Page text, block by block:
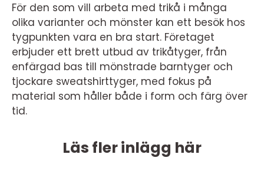
För den som vill arbeta med trikå i många
olika varianter och mönster kan ett besök hos
tygpunkten vara en bra start. Företaget
erbjuder ett brett utbud av trikåtyger, från
enfärgad bas till mönstrade barntyger och
tjockare sweatshirttyger, med fokus på
material som håller både i form och färg över
tid.
Läs fler inlägg här